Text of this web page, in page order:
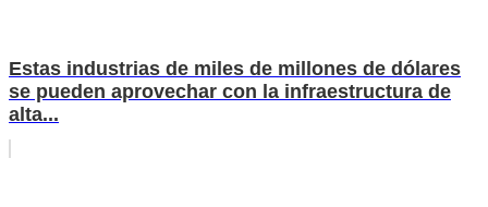
Estas industrias de miles de millones de dólares
se pueden aprovechar con la infraestructura de
alta...